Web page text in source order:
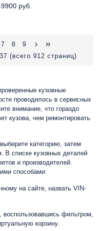
руб.
7 8
9
(всего 912 страниц)
кузовные
проводилось в сервисных
внимание, что гораздо
кузова, чем ремонтировать
категорию, затем
В списке кузовных деталей
и производителей.
способами:
на сайте, назвать VIN-
фильтром,
корзину.